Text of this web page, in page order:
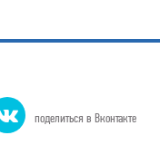
поделиться в Вконтакте